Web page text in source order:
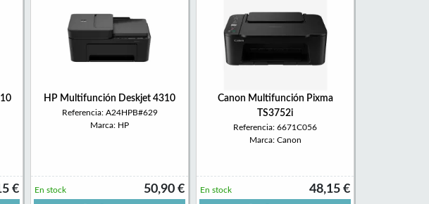
€
HP Multifunción Deskjet 4310
Referencia: A24HPB#629
Marca: HP
50,90 €
En stock
Canon Multifunción Pixma
TS3752i
Referencia: 6671C056
Marca: Canon
48,15 €
En stock